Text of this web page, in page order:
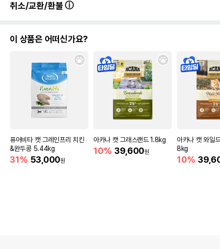
취소/교환/환불
이 상품은 어떠신가요?
퓨어비타 캣 그레인프리 치킨
&완두콩 5.44kg
31% 53,000원
아카나 캣 그래스랜드 1.8kg
10% 39,600원
아카나 캣 와일
8kg
10%